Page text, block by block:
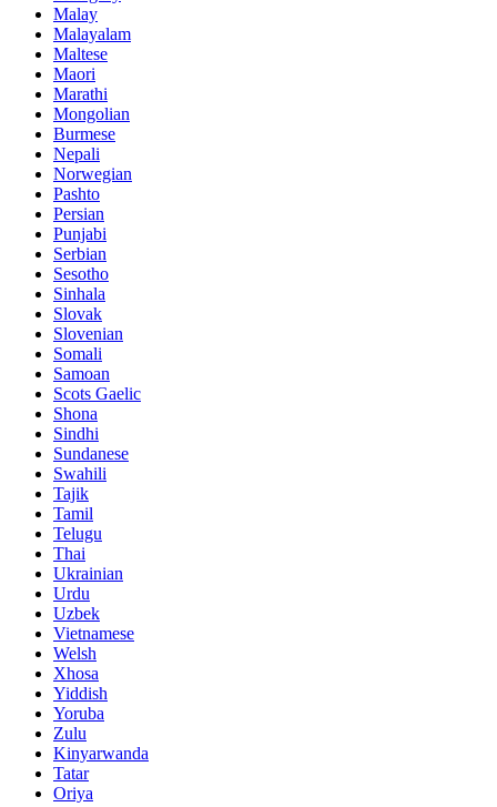
Malay
Malayalam
Maltese
Maori
Marathi
Mongolian
Burmese
Nepali
Norwegian
Pashto
Persian
Punjabi
Serbian
Sesotho
Sinhala
Slovak
Slovenian
Somali
Samoan
Scots Gaelic
Shona
Sindhi
Sundanese
Swahili
Tajik
Tamil
Telugu
Thai
Ukrainian
Urdu
Uzbek
Vietnamese
Welsh
Xhosa
Yiddish
Yoruba
Zulu
Kinyarwanda
Tatar
Oriya